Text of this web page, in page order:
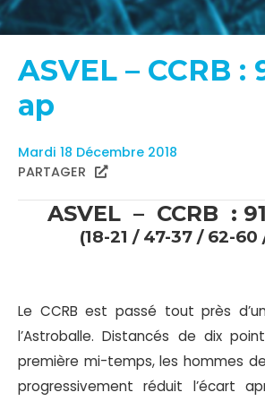
ASVEL – CCRB :
ap
Mardi 18 Décembre 2018
PARTAGER
ASVEL – CCRB :
(18-21 / 47-37 / 62-60
Le CCRB est passé tout près
l’Astroballe. Distancés de dix
première mi-temps, les hommes
progressivement réduit l’écart